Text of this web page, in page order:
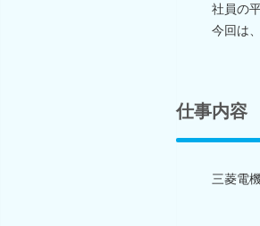
社員の
今回は
仕事内容
三菱電